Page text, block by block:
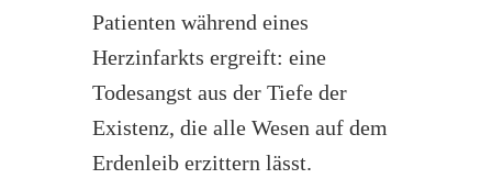
Patienten während eines
Herzinfarkts ergreift: eine
Todesangst aus der Tiefe der
Existenz, die alle Wesen auf dem
Erdenleib erzittern lässt.